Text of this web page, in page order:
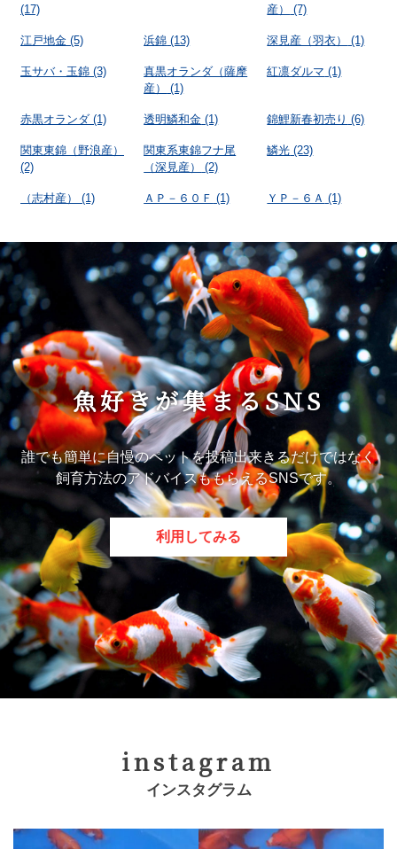
(17)
産）
(7)
江戸地金 (5) 浜錦 (13) 深見産（羽衣） (1)
玉サバ・玉錦 (3)
真黒オランダ（薩摩
産）
(1)
紅凛ダルマ (1)
赤黒オランダ (1) 透明鱗和金 (1) 錦鯉新春初売り (6)
関東東錦（野浪産）
(2)
関東系東錦フナ尾
（深見産）
(2)
鱗光 (23)
（志村産） (1) ＡＰ－６０Ｆ (1) ＹＰ－６Ａ (1)
魚好きが集まるSNS
誰でも簡単に自慢のペットを投稿出来きるだけではなく
飼育方法のアドバイスももらえるSNSです。
利用してみる
instagram
インスタグラム